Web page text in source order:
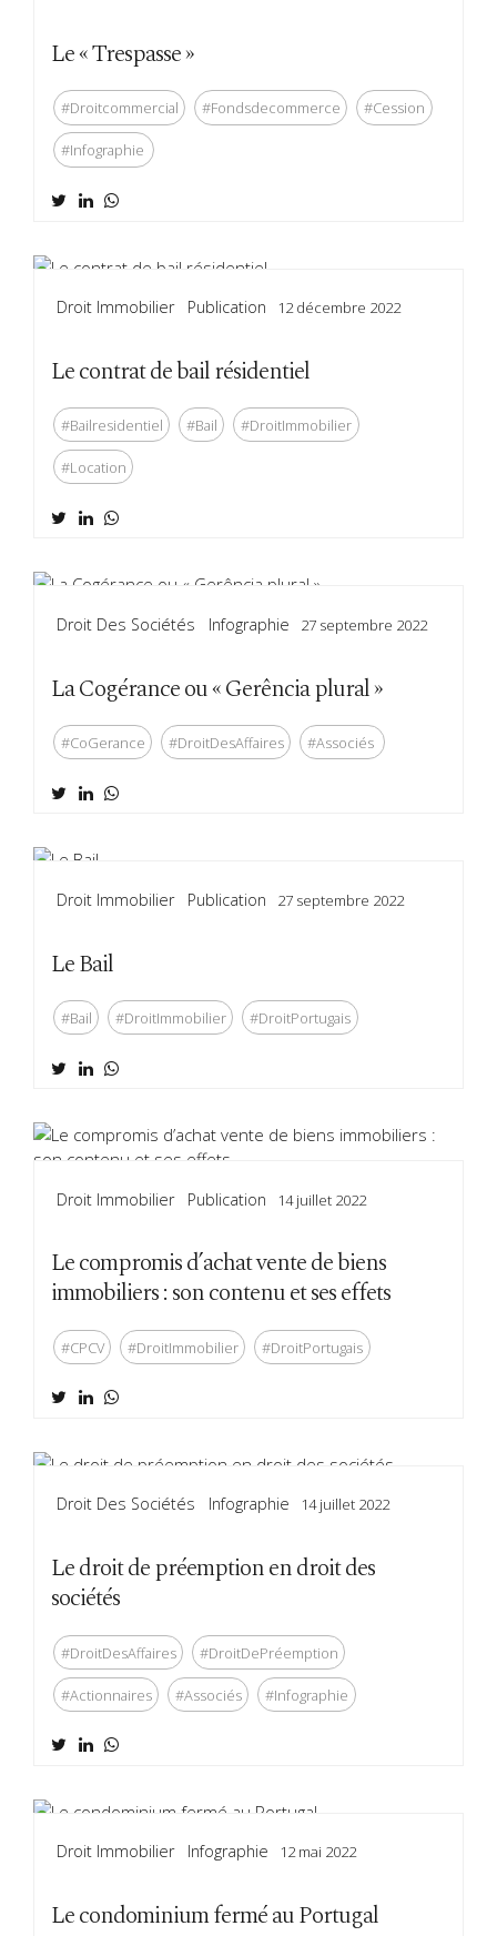
Le « Trespasse »
#Droitcommercial #Fondsdecommerce #Cession
#Infographie
Droit Immobilier Publication 12 décembre 2022
Le contrat de bail résidentiel
#Bailresidentiel #Bail #DroitImmobilier
#Location
Droit Des Sociétés Infographie 27 septembre 2022
La Cogérance ou « Gerência plural »
#CoGerance #DroitDesAffaires #Associés
Droit Immobilier Publication 27 septembre 2022
Le Bail
#Bail #DroitImmobilier #DroitPortugais
Droit Immobilier Publication 14 juillet 2022
Le compromis d’achat vente de biens
immobiliers : son contenu et ses effets
#CPCV #DroitImmobilier #DroitPortugais
Droit Des Sociétés Infographie 14 juillet 2022
Le droit de préemption en droit des
sociétés
#DroitDesAffaires #DroitDePréemption
#Actionnaires #Associés #Infographie
Droit Immobilier Infographie 12 mai 2022
Le condominium fermé au Portugal